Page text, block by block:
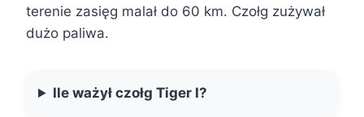
terenie zasięg malał do 60 km. Czołg zużywał
dużo paliwa.
Ile ważył czołg Tiger I?